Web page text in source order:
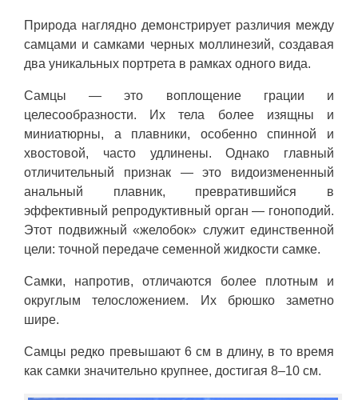
Природа наглядно демонстрирует различия между
самцами и самками черных моллинезий, создавая
два уникальных портрета в рамках одного вида.
Самцы — это воплощение грации и
целесообразности. Их тела более изящны и
миниатюрны, а плавники, особенно спинной и
хвостовой, часто удлинены. Однако главный
отличительный признак — это видоизмененный
анальный плавник, превратившийся в
эффективный репродуктивный орган — гоноподий.
Этот подвижный «желобок» служит единственной
цели: точной передаче семенной жидкости самке.
Самки, напротив, отличаются более плотным и
округлым телосложением. Их брюшко заметно
шире.
Самцы редко превышают 6 см в длину, в то время
как самки значительно крупнее, достигая 8–10 см.